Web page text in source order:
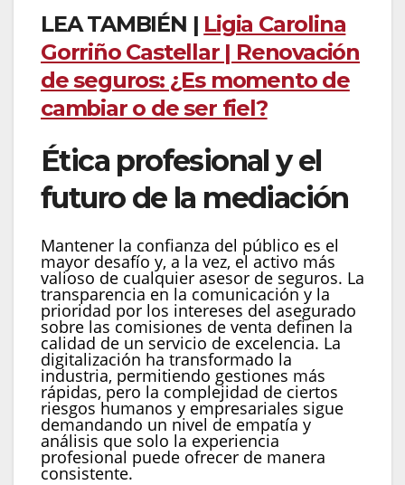
LEA TAMBIÉN | Ligia Carolina
Gorriño Castellar | Renovación
de seguros: ¿Es momento de
cambiar o de ser fiel?
Ética profesional y el
futuro de la mediación
Mantener la confianza del público es el
mayor desafío y, a la vez, el activo más
valioso de cualquier asesor de seguros. La
transparencia en la comunicación y la
prioridad por los intereses del asegurado
sobre las comisiones de venta definen la
calidad de un servicio de excelencia. La
digitalización ha transformado la
industria, permitiendo gestiones más
rápidas, pero la complejidad de ciertos
riesgos humanos y empresariales sigue
demandando un nivel de empatía y
análisis que solo la experiencia
profesional puede ofrecer de manera
consistente.